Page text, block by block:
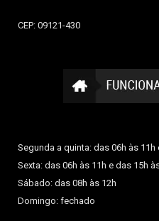
CEP: 09121-430
Segunda a quinta: das 06h às 11h
Sexta: das 06h às 11h e das 15h
Sábado: das 08h às 12h
Domingo: fechado